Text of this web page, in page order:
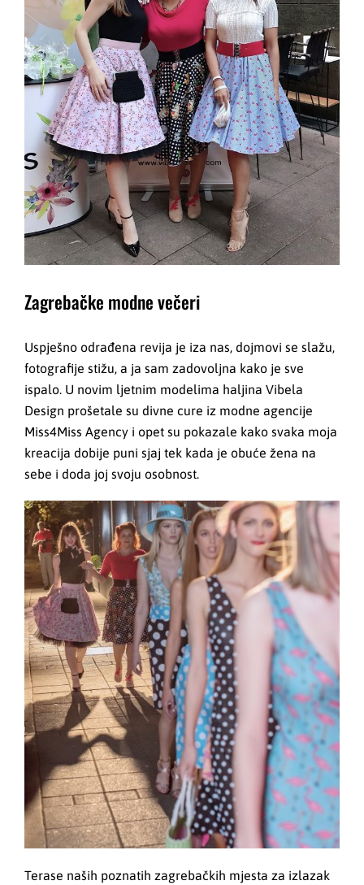
Zagrebačke modne večeri
Uspješno odrađena revija je iza nas, dojmovi se slažu,
fotografije stižu, a ja sam zadovoljna kako je sve
ispalo. U novim ljetnim modelima haljina Vibela
Design prošetale su divne cure iz modne agencije
Miss4Miss Agency i opet su pokazale kako svaka moja
kreacija dobije puni sjaj tek kada je obuće žena na
sebe i doda joj svoju osobnost.
Terase naših poznatih zagrebačkih mjesta za izlazak